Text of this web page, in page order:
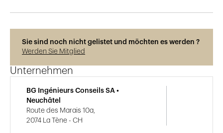
Sie sind noch nicht gelistet und möchten es werden ?
Werden Sie Mitglied
Unternehmen
BG Ingénieurs Conseils SA •
Neuchâtel
Route des Marais 10a,
2074 La Tène - CH